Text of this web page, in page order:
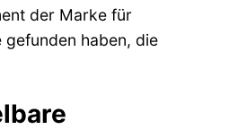
der Marke für
haben, die